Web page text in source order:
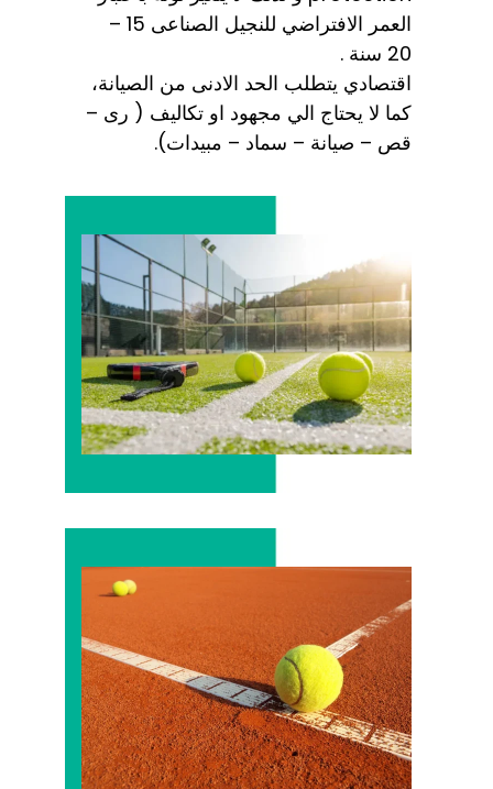
العمر الافتراضي للنجيل الصناعى 15 –
20 سنة .
اقتصادي يتطلب الحد الادنى من الصيانة،
كما لا يحتاج الي مجهود او تكاليف ( رى –
قص – صيانة – سماد – مبيدات).